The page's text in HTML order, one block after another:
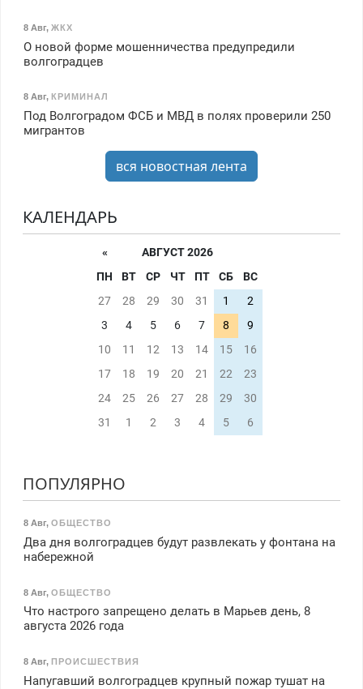
8 Авг, ЖКХ
О новой форме мошенничества предупредили
волгоградцев
8 Авг, КРИМИНАЛ
Под Волгоградом ФСБ и МВД в полях проверили 250
мигрантов
вся новостная лента
КАЛЕНДАРЬ
«
АВГУСТ 2026
ПН
ВТ СР ЧТ ПТ СБ
ВС
27
28 29 30 31 1
2
3
4 5 6 7 8
9
10
11 12 13 14 15
16
17
18 19 20 21 22
23
24
25 26 27 28 29
30
31
1 2 3 4 5 6
ПОПУЛЯРНО
8 Авг, ОБЩЕСТВО
Два дня волгоградцев будут развлекать у фонтана на
набережной
8 Авг, ОБЩЕСТВО
Что настрого запрещено делать в Марьев день, 8
августа 2026 года
8 Авг, ПРОИСШЕСТВИЯ
Напугавший волгоградцев крупный пожар тушат на